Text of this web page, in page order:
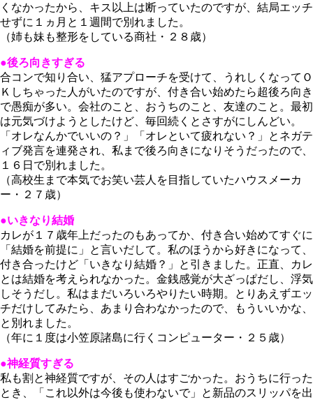
くなかったから、キス以上は断っていたのですが、結局エッチ
せずに１ヵ月と１週間で別れました。
（姉も妹も整形をしている商社・２８歳）
●後ろ向きすぎる
合コンで知り合い、猛アプローチを受けて、うれしくなってＯ
Ｋしちゃった人がいたのですが、付き合い始めたら超後ろ向き
で愚痴が多い。会社のこと、おうちのこと、友達のこと。最初
は元気づけようとしたけど、毎回続くとさすがにしんどい。
「オレなんかでいいの？」「オレといて疲れない？」とネガテ
ィブ発言を連発され、私まで後ろ向きになりそうだったので、
１６日で別れました。
（高校生まで本気でお笑い芸人を目指していたハウスメーカ
ー・２７歳）
●いきなり結婚
カレが１７歳年上だったのもあってか、付き合い始めてすぐに
「結婚を前提に」と言いだして。私のほうから好きになって、
付き合ったけど「いきなり結婚？」と引きました。正直、カレ
とは結婚を考えられなかった。金銭感覚が大ざっぱだし、浮気
しそうだし。私はまだいろいろやりたい時期。とりあえずエッ
チだけしてみたら、あまり合わなかったので、もういいかな、
と別れました。
（年に１度は小笠原諸島に行くコンピューター・２５歳）
●神経質すぎる
私も割と神経質ですが、その人はすごかった。おうちに行った
とき、「これ以外は今後も使わないで」と新品のスリッパを出